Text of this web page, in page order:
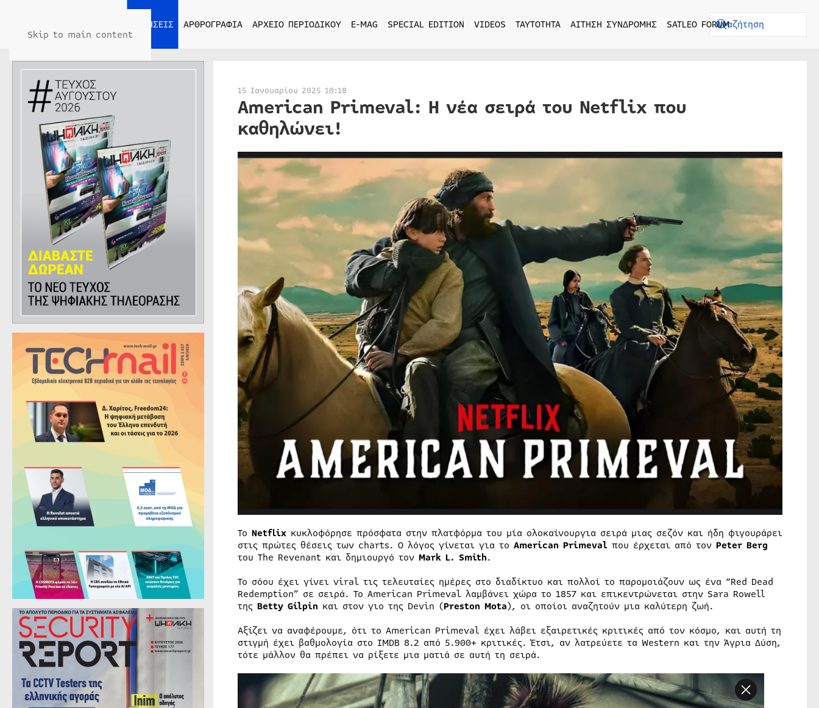
Skip to main content
ΕΙΔΗΣΕΙΣ ΑΡΘΡΟΓΡΑΦΙΑ ΑΡΧΕΙΟ ΠΕΡΙΟΔΙΚΟΥ E-MAG SPECIAL EDITION VIDEOS ΤΑΥΤΟΤΗΤΑ ΑΙΤΗΣΗ ΣΥΝΔΡΟΜΗΣ SATLEO FORUM
15 Ιανουαρίου 2025 10:18
American Primeval: Η νέα σειρά του Netflix που
καθηλώνει!
Το Netflixκυκλοφόρησε πρόσφατα στην πλατφόρμα του μία ολοκαίνουργια σειρά μιας σεζόν και ήδη φιγουράρει
στις πρώτες θέσεις των charts. Ο λόγος γίνεται για το American Primevalπου έρχεται από τον Peter Berg
του The Revenant και δημιουργό τονMark L. Smith.
Το σόου έχει γίνει viral τις τελευταίες ημέρες στο διαδίκτυο και πολλοί το παρομοιάζουν ως ένα “Red Dead
Redemption” σε σειρά. Το American Primeval λαμβάνει χώρα το 1857 και επικεντρώνεται στην Sara Rowell
της Betty Gilpin και στον γιο της Devin (Preston Mota), οι οποίοι αναζητούν μια καλύτερη ζωή.
Αξίζει να αναφέρουμε, ότι το American Primeval έχει λάβει εξαιρετικές κριτικές από τον κόσμο, και αυτή τη
στιγμή έχει βαθμολογία στο IMDB 8.2 από 5.900+ κριτικές. Έτσι, αν λατρεύετε τα Western και την Άγρια Δύση,
τότε μάλλον θα πρέπει να ρίξετε μια ματιά σε αυτή τη σειρά.